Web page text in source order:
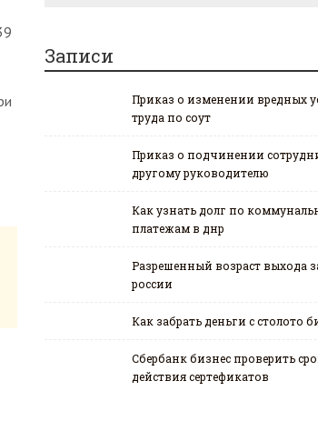
Записи
Приказ о изменении вредных
труда по соут
Приказ о подчинении
другому руководителю
Как узнать долг по
платежам в днр
Разрешенный возраст выхода
россии
Как забрать деньги с столото
Сбербанк бизнес проверить
действия сертефикатов